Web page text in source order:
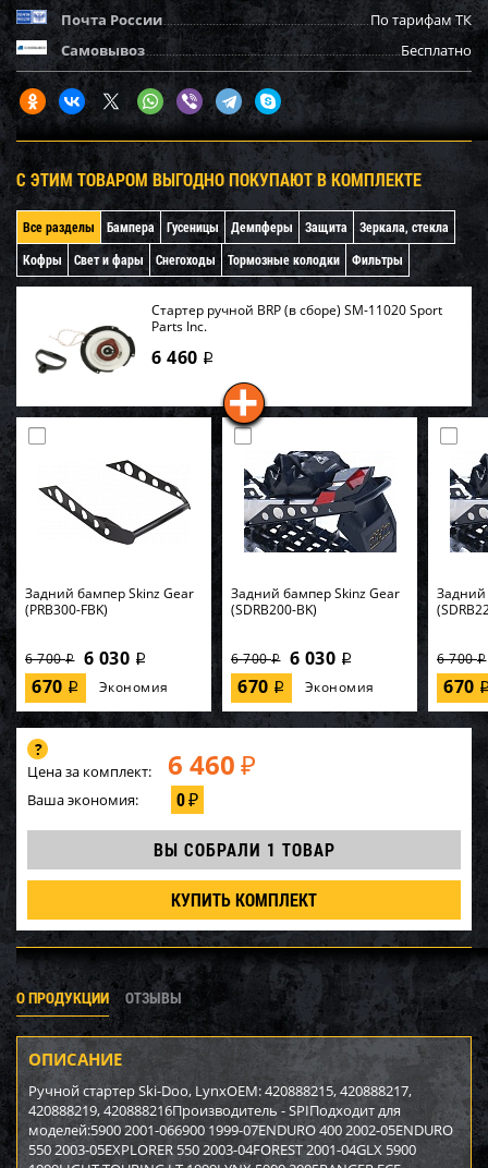
Почта России
По тарифам ТК
Самовывоз
Бесплатно
С ЭТИМ ТОВАРОМ ВЫГОДНО ПОКУПАЮТ В КОМПЛЕКТЕ
Все разделы Бампера Гусеницы Демпферы Защита
Зеркала, стекла
Кофры
Свет и фары Снегоходы Тормозные колодки Фильтры
Стартер ручной BRP (в сборе) SM-11020 Sport
Parts Inc.
6 460 i
Задний бампер Skinz Gear
(PRB300-FBK)
6 700i 6 030 i
670 i Экономия
Задний бампер Skinz Gear
(SDRB200-BK)
6 700i 6 030 i
670 i Экономия
Задний
6 700i
670
Цена за комплект: 6 460 ₽
Ваша экономия: 0₽
ВЫ СОБРАЛИ 1 ТОВАР
КУПИТЬ КОМПЛЕКТ
О ПРОДУКЦИИ ОТЗЫВЫ
ОПИСАНИЕ
Ручной стартер Ski-Doo, LynxOEM: 420888215, 420888217,
420888219, 420888216Производитель - SPIПодходит для
моделей:5900 2001-066900 1999-07ENDURO 400 2002-05ENDURO
550 2003-05EXPLORER 550 2003-04FOREST 2001-04GLX 5900